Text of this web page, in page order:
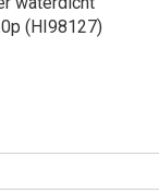
(HI98127)